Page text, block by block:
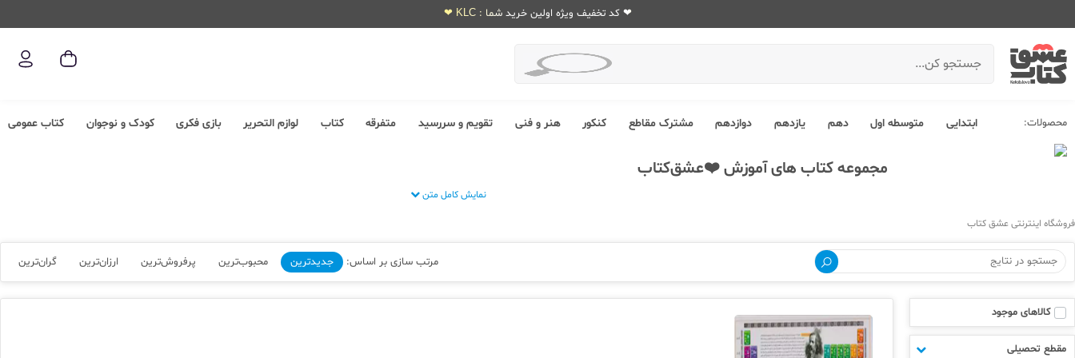
❤ کد تخفیف ویژه اولین خرید شما : KLC ❤
محصولات: ابتدایی متوسطه اول دهم یازدهم دوازدهم مشترک مقاطع کنکور هنر و فنی تقویم و سررسید متفرقه کتاب لوازم التحریر بازی فکری کودک و نوجوان کتاب عمومی
مجموعه کتاب های آموزش ❤️عشق‌کتاب
نمایش کامل متن
فروشگاه اینترنتی عشق کتاب
مرتب سازی بر اساس: جدیدترین محبوب‌ترین پرفروش‌ترین ارزان‌ترین گران‌ترین
کالاهای موجود
مقطع تحصیلی